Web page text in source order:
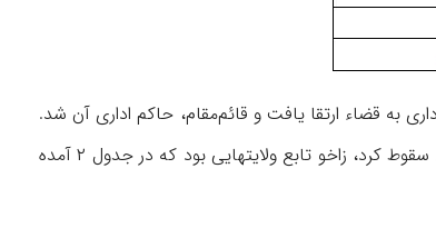
و در این زمان، از نظر اداری به قضاء ارتقا یافت و قائم‌مقام، حاکم اداری آن شد.
نخستین قائم‌مقام شهر هم عبدالله بک اول بود («باب ... »، npn.). از این زمان تا ۱۹۱۸ م، که دولت عثمانی سقوط کرد، زاخو تابع ولایتهایی بود که در جدول ۲ آمده